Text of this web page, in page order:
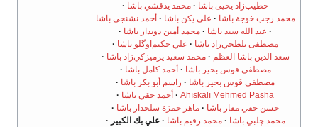
خطيب‌زاد يحيى باشا
محمد يدقشي باشا
محمد رجب خوجة باشا
علي يكن باشا
أحمد نشنجي باشا
عبد الله سيد باشا
محمد أمين دويدار باشا
مصطفى بلطجي‌زاد باشا
علي حكيم‌اوگلو باشا
سعد الدين باشا العظم
محمد سعيد يرميزكي‌زاد باشا
مصطفى قوس بحير باشا
أحمد كامل باشا
مصطفى قوس بحير باشا
راسم أبو بكر باشا
Ahıskalı Mehmed Pasha
أحمد حقي باشا
حسن حقي مقار باشا
ماهر حمزة سلحدار باشا
محمد چلبي باشا
محمد رقيم باشا
علي بك الكبير